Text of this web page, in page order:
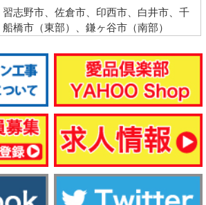
志野市、佐倉市、印西市、白井市、千
橋市（東部）、鎌ヶ谷市（南部）